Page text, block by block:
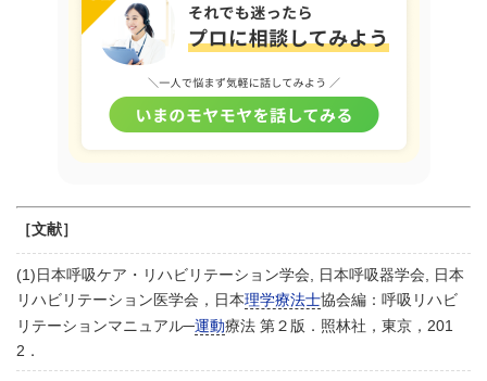
［文献］
(1)日本呼吸ケア・リハビリテーション学会, 日本呼吸器学会, 日本
リハビリテーション医学会，日本理学療法士協会編：呼吸リハビ
リテーションマニュアル─運動療法 第２版．照林社，東京，201
2．